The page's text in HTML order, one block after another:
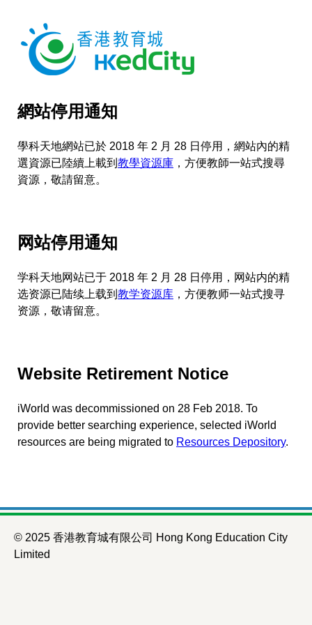
網站停用通知
學科天地網站已於 2018 年 2 月 28 日停用，網站內的精
選資源已陸續上載到 教學資源庫 ，方便教師一站式搜尋
資源，敬請留意。
网站停用通知
学科天地网站已于 2018 年 2 月 28 日停用，网站内的精
选资源已陆续上载到 教学资源库 ，方便教师一站式搜寻
资源，敬请留意。
Website Retirement Notice
iWorld was decommissioned on 28 Feb 2018. To
provide better searching experience, selected iWorld
resources are being migrated to Resources Depository.
© 2025 香港教育城有限公司 Hong Kong Education City
Limited